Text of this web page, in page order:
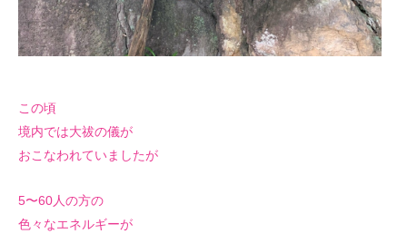
この頃
境内では大祓の儀が
おこなわれていましたが
5〜60人の方の
色々なエネルギーが